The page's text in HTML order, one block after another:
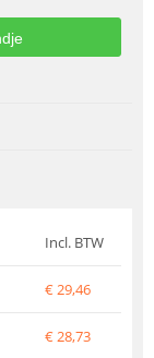
Incl. BTW
€29,46
€28,73